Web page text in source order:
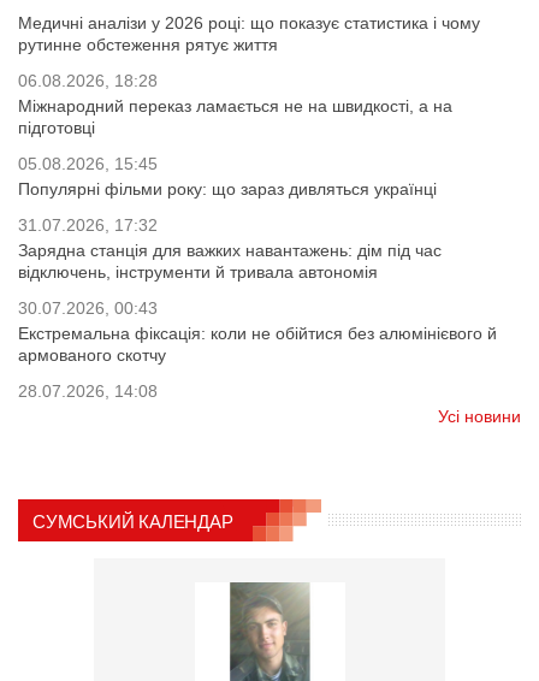
Медичні аналізи у 2026 році: що показує статистика і чому
рутинне обстеження рятує життя
06.08.2026, 18:28
Міжнародний переказ ламається не на швидкості, а на
підготовці
05.08.2026, 15:45
Популярні фільми року: що зараз дивляться українці
31.07.2026, 17:32
Зарядна станція для важких навантажень: дім під час
відключень, інструменти й тривала автономія
30.07.2026, 00:43
Екстремальна фіксація: коли не обійтися без алюмінієвого й
армованого скотчу
28.07.2026, 14:08
Усі новини
СУМСЬКИЙ КАЛЕНДАР